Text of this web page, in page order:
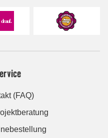
(FAQ)